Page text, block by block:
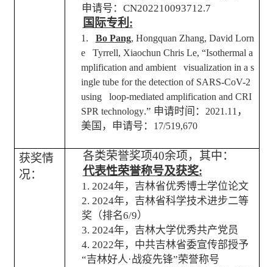
申请号： CN202210093712.7
国际专利 :
1. Bo Pang, Hongquan Zhang, David Lorn
e Tyrrell, Xiaochun Chris Le, “Isothermal a
mplification and ambient visualization in a s
ingle tube for the detection of SARS-CoV-2
using loop-mediated amplification and CRI
SPR technology.” 申请时间： 2021.11 ，
美国，申请号：
17/519,670
获奖情
况：
各类荣誉奖项40余项，其中：
代表性荣誉称号及获奖:
1. 2024年，吉林省优秀博士学位论文
2. 2024年，吉林省科学技术进步二等
奖（排名6/9）
3. 2024年，吉林大学优秀共产党员
4. 2022年，中共吉林省委宣传部授予
“吉林好人·战疫先锋”荣誉称号